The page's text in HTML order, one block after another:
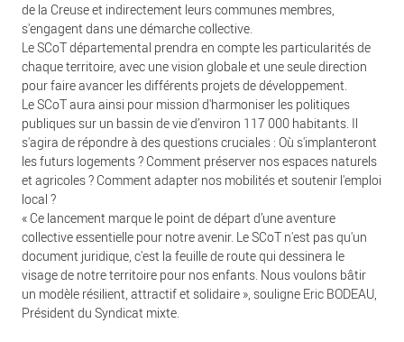
de la Creuse et indirectement leurs communes membres,
s'engagent dans une démarche collective.
Le SCoT départemental prendra en compte les particularités de
chaque territoire, avec une vision globale et une seule direction
pour faire avancer les différents projets de développement.
Le SCoT aura ainsi pour mission d'harmoniser les politiques
publiques sur un bassin de vie d’environ 117 000 habitants. Il
s'agira de répondre à des questions cruciales : Où s'implanteront
les futurs logements ? Comment préserver nos espaces naturels
et agricoles ? Comment adapter nos mobilités et soutenir l'emploi
local ?
« Ce lancement marque le point de départ d’une aventure
collective essentielle pour notre avenir. Le SCoT n'est pas qu'un
document juridique, c'est la feuille de route qui dessinera le
visage de notre territoire pour nos enfants. Nous voulons bâtir
un modèle résilient, attractif et solidaire », souligne Eric BODEAU,
Président du Syndicat mixte.